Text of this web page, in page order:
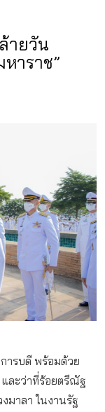
ายวัน
าราช”
ารบดี พร้อมด้วย
ละว่าที่ร้อยตรีณัฐ
มาลา ในงานรัฐ